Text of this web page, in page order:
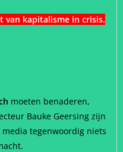
van kapitalisme in crisis.
moeten benaderen,
Bauke Geersing zijn
media tegenwoordig niets